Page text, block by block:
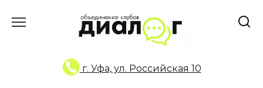
г. Уфа, ул. Российская 10